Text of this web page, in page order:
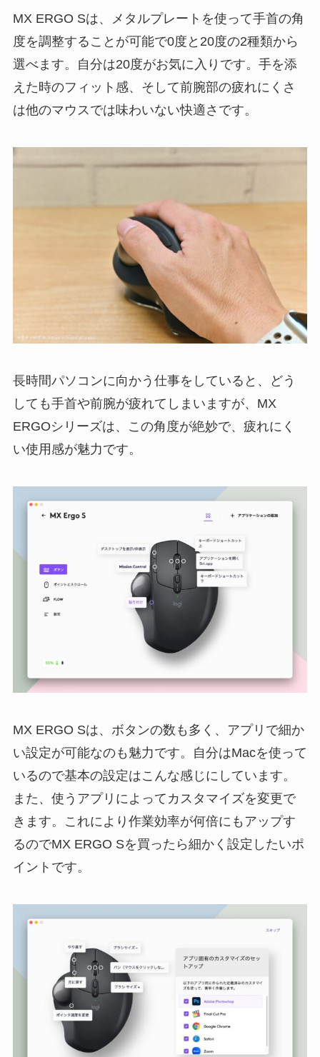
MX ERGO Sは、メタルプレートを使って手首の角
度を調整することが可能で0度と20度の2種類から
選べます。自分は20度がお気に入りです。手を添
えた時のフィット感、そして前腕部の疲れにくさ
は他のマウスでは味わいない快適さです。
長時間パソコンに向かう仕事をしていると、どう
しても手首や前腕が疲れてしまいますが、MX
ERGOシリーズは、この角度が絶妙で、疲れにく
い使用感が魅力です。
MX ERGO Sは、ボタンの数も多く、アプリで細か
い設定が可能なのも魅力です。自分はMacを使って
いるので基本の設定はこんな感じにしています。
また、使うアプリによってカスタマイズを変更で
きます。これにより作業効率が何倍にもアップす
るのでMX ERGO Sを買ったら細かく設定したいポ
イントです。